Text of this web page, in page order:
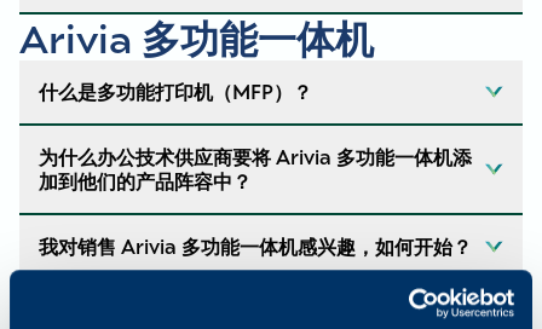
程与您联系。
如果您对购买/销售開頓 耗材产品感兴趣，请
填写申请表， 申请
提交表格后，開頓 代表将在 48 小时内审核并
如果您不从事办公设备或成像耗材的转售业
务，但您想为您的企业购买 Arivia MFP 或開
頓 产品，请
查找您附近的授权经销商！
等主要地区的全球分销中心发货。我们的配送网
络旨在确保及时向全球客户发货。送货时间和费
用可能会根据您所在的地区而有所不同，但您的
订单一旦发货，我们就会向您提供跟踪信息。在
開頓 没有分销能力的地区，授权的開頓 分销商
在其特定国家为客户提供专业服务。
如果你准备好成为一名開頓 合作伙伴，请访
问“开始”页面以完成注册过程。
如果您要查找当地開頓 办事处的联系信息，
请访问我们的地点页面 ，查找离您最近的办事
处。
如果您希望開頓 代表与您联系，或者您有具
体问题或要求，请填写并提交 "
联系我们"页面
上的表格。
Arivia 多功能一体机
什么是多功能打印机（MFP）？
多功能一体机（MFP）、多功能打印机
（Multifunction Printer）或一体机（All-in-One
Printer）是一种集多种功能于一体的多功能设
备。使用多功能一体机，您可以打印、复印、扫
描和传真文件，所有这些都可以通过一台简单易
用的设备完成。开顿设计的 Arivia 多功能一体机
为什么办公技术供应商要将 Arivia 多功能一体机添
加到他们的产品阵容中？
Arivia 多功能一体机仅通过独立办公技术供应商
销售并提供技术支持，这意味着不会受到原始设
备制造商 (OEM) 的直接竞争。这使得 Arivia 合
我对销售 Arivia 多功能一体机感兴趣，如何开始？
如果您对销售Arivia多功能一体机感兴趣，请访